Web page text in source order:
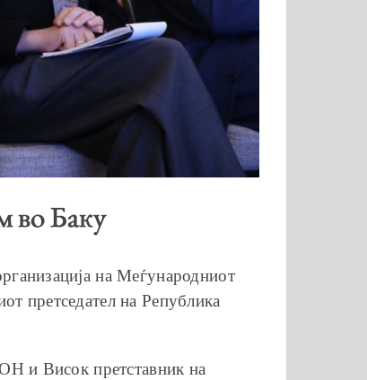
во Баку
на Меѓународниот
претседател на Република
и Висок претставник на